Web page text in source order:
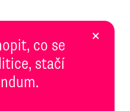
co se
stačí
×